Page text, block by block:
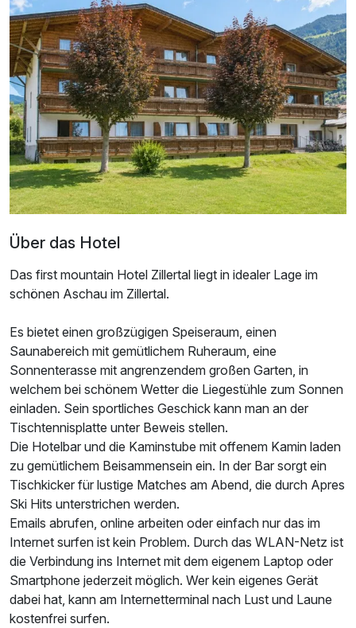
Doppelzimmer Komfort Balkon A
2 Erwachsene und 2 Kinder
Für 4 Tage p.P. ab285,00 €
Doppelzimmer Komfort Balkon B
2 Erwachsene und 2 Kinder
Über das Hotel
Das first mountain Hotel Zillertal liegt in idealer Lage im
schönen Aschau im Zillertal.
Es bietet einen großzügigen Speiseraum, einen
Saunabereich mit gemütlichem Ruheraum, eine
Sonnenterasse mit angrenzendem großen Garten, in
welchem bei schönem Wetter die Liegestühle zum Sonnen
einladen. Sein sportliches Geschick kann man an der
Tischtennisplatte unter Beweis stellen.
Die Hotelbar und die Kaminstube mit offenem Kamin laden
zu gemütlichem Beisammensein ein. In der Bar sorgt ein
Tischkicker für lustige Matches am Abend, die durch Apres
Ski Hits unterstrichen werden.
Emails abrufen, online arbeiten oder einfach nur das im
Internet surfen ist kein Problem. Durch das WLAN-Netz ist
die Verbindung ins Internet mit dem eigenem Laptop oder
Smartphone jederzeit möglich. Wer kein eigenes Gerät
dabei hat, kann am Internetterminal nach Lust und Laune
kostenfrei surfen.